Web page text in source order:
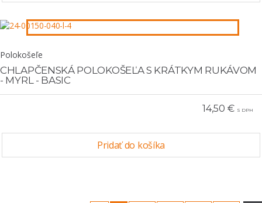
Polokošeľe
CHLAPČENSKÁ POLOKOŠEĽA S KRÁTKYM RUKÁVOM
- MYRL - BASIC
14,50 € S DPH
Pridať do košíka